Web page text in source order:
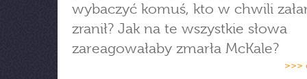
wybaczyć komuś, kto w chwili
zranił? Jak na te wszystkie słowa
zareagowałaby zmarła McKale?
>>>